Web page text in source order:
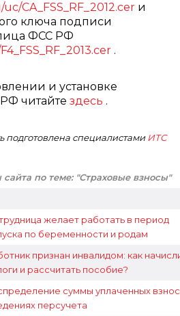
CA_FSS_RF_2012.cer и
ключа подписи
ФСС РФ
.
и установке
читайте здесь .
подготовлена специалистами ИТС
по теме: "Страховые взносы"
желает работать в период
по беременности и родам
признан инвалидом: как
и рассчитать пособие?
суммы уплаченных
персучета